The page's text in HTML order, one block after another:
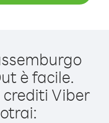
è facile.
Viber